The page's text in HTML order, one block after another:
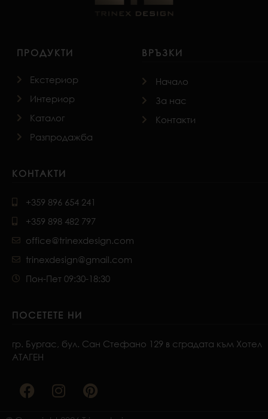
ПРОДУКТИ
Екстериор
Интериор
Каталог
Разпродажба
ВРЪЗКИ
Начало
За нас
Контакти
КОНТАКТИ
+359 896 654 241
+359 898 482 797
office@trinexdesign.com
trinexdesign@gmail.com
Пон-Пет 09:30-18:30
ПОСЕТЕТЕ НИ
гр. Бургас, бул. Сан Стефано 129 в сградата към Хотел
АТАГЕН
a
c
n
s
i
n